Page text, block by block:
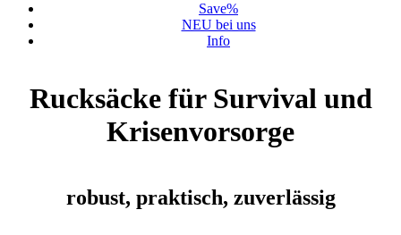
Save%
NEU bei uns
Info
Rucksäcke für Survival und
Krisenvorsorge
robust, praktisch, zuverlässig